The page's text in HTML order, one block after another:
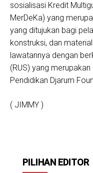
sosialisasi Kredit
MerDeKa) yang
yang ditujukan bagi
konstruksi, dan
lawatannya dengan
(RUS) yang
Pendidikan Djarum
( JIMMY )
PILIHAN EDITOR